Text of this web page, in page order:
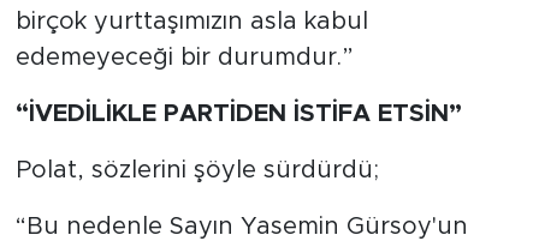
birçok yurttaşımızın asla kabul
edemeyeceği bir durumdur.”
“İVEDİLİKLE PARTİDEN İSTİFA ETSİN”
Polat, sözlerini şöyle sürdürdü;
“Bu nedenle Sayın Yasemin Gürsoy'un